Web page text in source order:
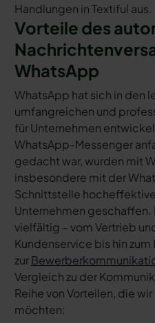
Handlungen in Textiful aus.
Vorteile des
WhatsApp
WhatsApp hat sich in den
umfangreichen und
für Unternehmen
WhatsApp-Messenger
gedacht war, wurden mit
insbesondere mit der
Schnittstelle
Unternehmen
vielfältig – vom Vertrieb
Kundenservice bis hin
zur
Vergleich zu der
Reihe von Vorteilen, die
möchten: